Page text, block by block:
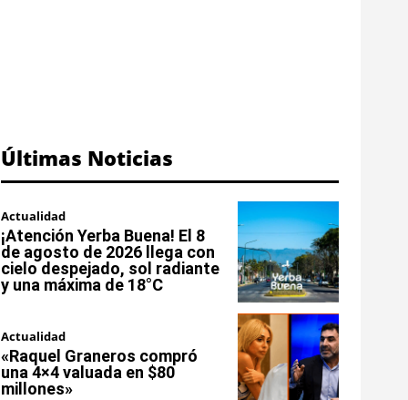
Últimas Noticias
Actualidad
¡Atención Yerba Buena! El 8
de agosto de 2026 llega con
cielo despejado, sol radiante
y una máxima de 18°C
Actualidad
«Raquel Graneros compró
una 4×4 valuada en $80
millones»